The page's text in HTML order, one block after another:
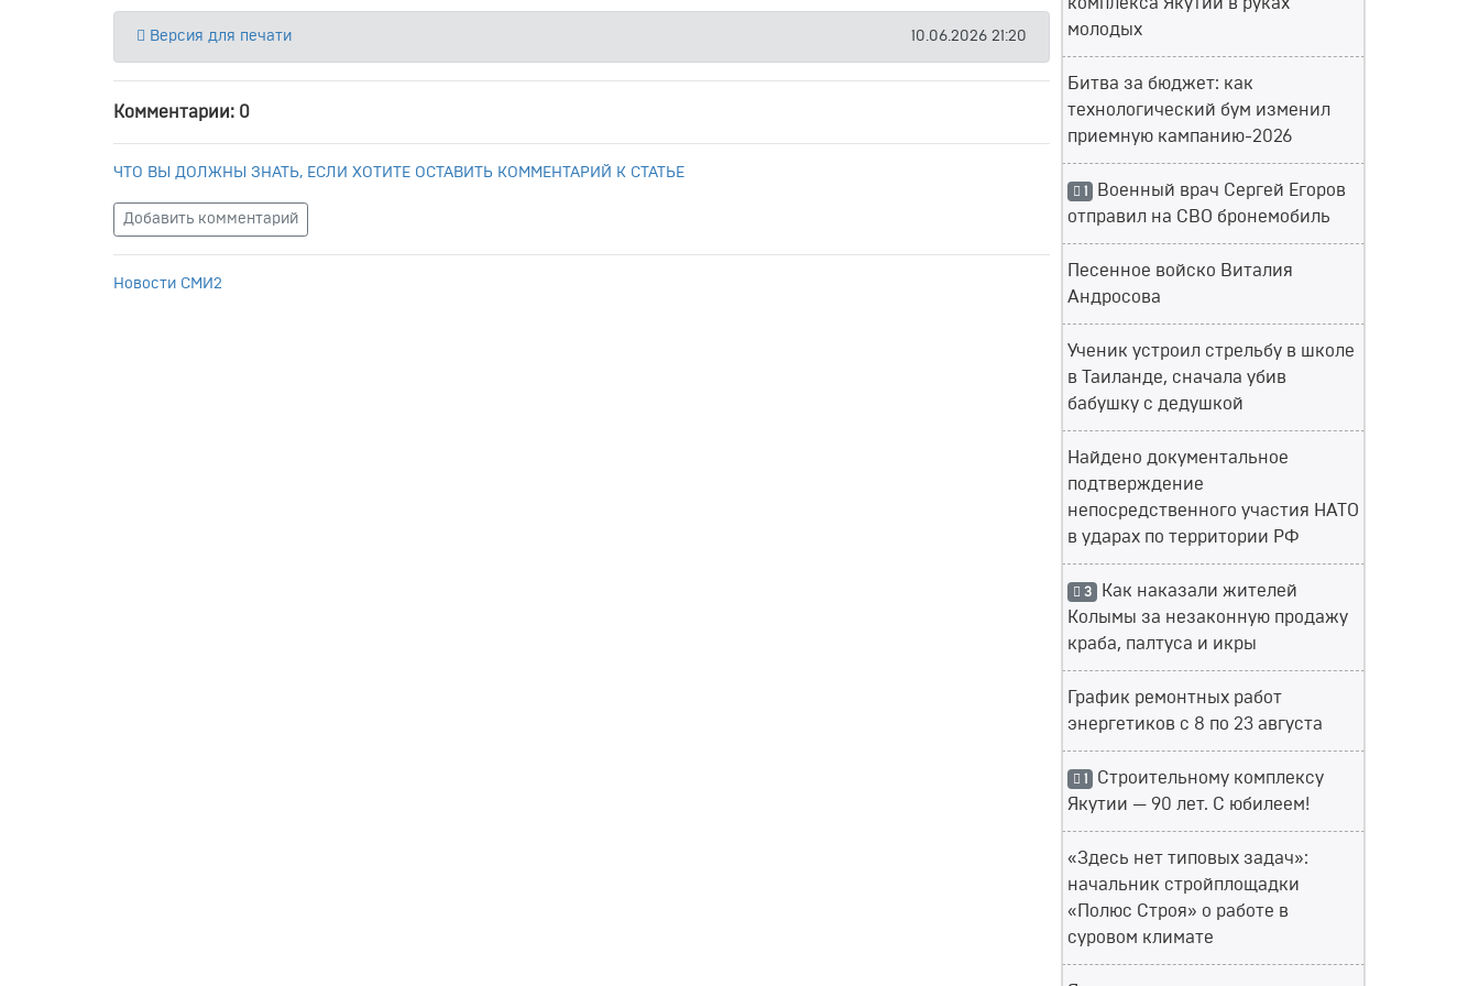
Версия для печати 10.06.2026 21:20
Комментарии: 0
ЧТО ВЫ ДОЛЖНЫ ЗНАТЬ, ЕСЛИ ХОТИТЕ ОСТАВИТЬ КОММЕНТАРИЙ К СТАТЬЕ
Добавить комментарий
Новости СМИ2
молодых
Битва за бюджет: как
технологический бум изменил
приемную кампанию-2026
1 Военный врач Сергей Егоров
отправил на СВО бронемобиль
Песенное войско Виталия
Андросова
Ученик устроил стрельбу в школе
в Таиланде, сначала убив
бабушку с дедушкой
Найдено документальное
подтверждение
непосредственного участия НАТО
в ударах по территории РФ
3 Как наказали жителей
Колымы за незаконную продажу
краба, палтуса и икры
График ремонтных работ
энергетиков с 8 по 23 августа
1 Строительному комплексу
Якутии — 90 лет. С юбилеем!
«Здесь нет типовых задач»:
начальник стройплощадки
«Полюс Строя» о работе в
суровом климате